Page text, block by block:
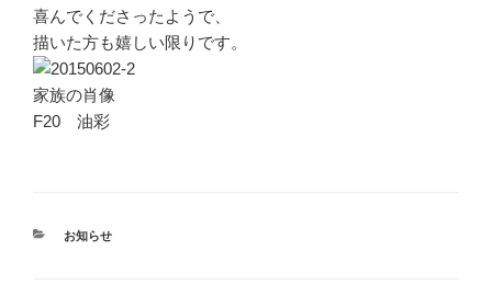
喜んでくださったようで、
描いた方も嬉しい限りです。
家族の肖像
F20 油彩
カ
お知らせ